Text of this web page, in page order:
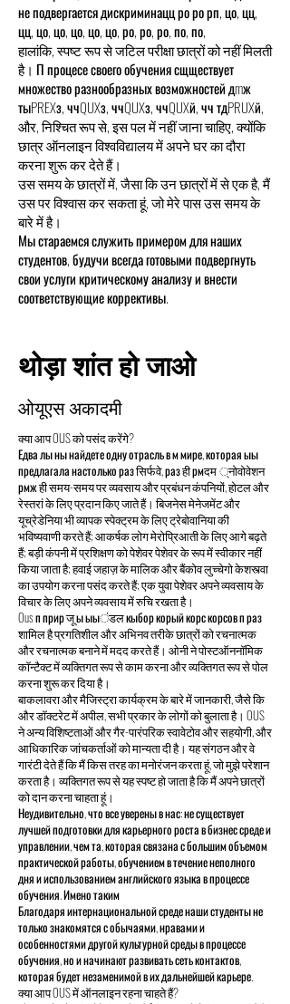
не подвергается дискриминацц ро ро рп, цо, цц,
цц, цо, цо, цо, цо, цо, ро, ро, ро, по, по,
हालांकि, स्पष्ट रूप से जटिल परीक्षा छात्रों को नहीं मिलती
है। П процесе своего обучения сщществует
множество разнообразных возможностей дmж
тыPREXз, ччQUXз, ччQUXз, ччQUXй, чч тдPRUXй,
और, निश्चित रूप से, इस पल में नहीं जाना चाहिए, क्योंकि
छात्र ऑनलाइन विश्वविद्यालय में अपने घर का दौरा
करना शुरू कर देते हैं।
उस समय के छात्रों में, जैसा कि उन छात्रों में से एक है, मैं
उस पर विश्वास कर सकता हूं, जो मेरे पास उस समय के
बारे में है।
Мы стараемся служить примером для наших
студентов, будучи всегда готовыми подвергнуть
свои услуги критическому анализу и внести
соответствующие коррективы.
थोड़ा शांत हो जाओ
ओयूएस अकादमी
क्या आप OUS को पसंद करेंगे?
Едва лы ны найдете одну отрасль в м мире, которая ыы
предлагала настолько раз सिर्फवे, раз ही рмदम ्नोवोवेशन
рмж ही समय-समय पर व्यवसाय और प्रबंधन कंपनियों, होटल और
रेस्तरां के लिए प्रदान किए जाते हैं। बिजनेस मेनेजमेंट और
यूच्रेडेनिया भी व्यापक स्पेक्ट्रम के लिए ट्रेबोवानिया की
भविष्यवाणी करते हैं; आकर्षक लोग मेरोप्रिआती के लिए आगे बढ़ते
हैं; बड़ी कंपनी में प्रशिक्षण को पेशेवर पेशेवर के रूप में स्वीकार नहीं
किया जाता है; हवाई जहाज़ के मालिक और बैंकोव लुच्चेगो केशस्त्वा
का उपयोग करना पसंद करते हैं; एक युवा पेशेवर अपने व्यवसाय के
विचार के लिए अपने व्यवसाय में रुचि रखता है।
Ous п прир जू ы ыыंडल кыбор корый корс корсов п раз
शामिल है प्रगतिशील और अभिनव तरीके छात्रों को रचनात्मक
और रचनात्मक बनाने में मदद करते हैं। ओनी ने पोस्टऑननॉमिक
कॉन्टैक्ट में व्यक्तिगत रूप से काम करना और व्यक्तिगत रूप से पोल
करना शुरू कर दिया है।
बाकलावरा और मैजिस्ट्रा कार्यक्रम के बारे में जानकारी, जैसे कि
और डॉक्टरेट में अपील, सभी प्रकार के लोगों को बुलाता है। OUS
ने अन्य विशिष्टताओं और गैर-पारंपरिक स्वावेटोव और सहयोगी, और
आधिकारिक जांचकर्ताओं को मान्यता दी है। यह संगठन और वे
गारंटी देते हैं कि मैं किस तरह का मनोरंजन करता हूं, जो मुझे परेशान
करता है। व्यक्तिगत रूप से यह स्पष्ट हो जाता है कि मैं अपने छात्रों
को दान करना चाहता हूं।
Неудивительно, что все уверены в нас: не существует
лучшей подготовки для карьерного роста в бизнес среде и
управлении, чем та, которая связана с большим объемом
практической работы, обучением в течение неполного
дня и использованием английского языка в процессе
обучения. Имено таким
Благодаря интернациональной среде наши студенты не
только знакомятся с обычаями, нравами и
особенностями другой культурной среды в процессе
обучения, но и начинают развивать сеть контактов,
которая будет незаменимой в их дальнейшей карьере.
क्या आप OUS में ऑनलाइन रहना चाहते हैं?